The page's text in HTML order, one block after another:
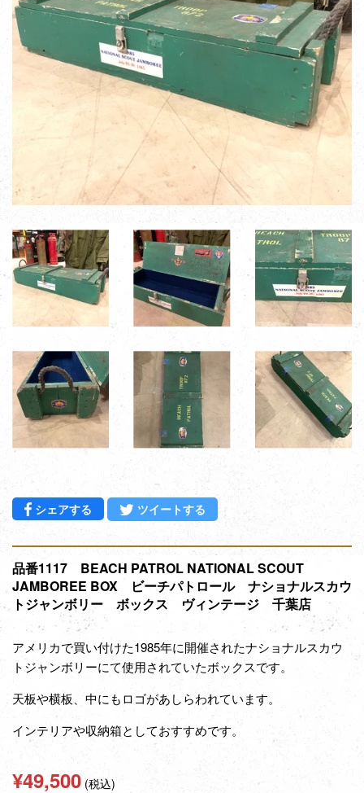
シェアする Facebookでシェアする
ツイートする
品番1117 BEACH PATROL NATIONAL SCOUT
JAMBOREE BOX ビーチパトロール ナショナルスカウ
トジャンボリー ボックス ヴィンテージ 千葉店
アメリカで買い付けた1985年に開催されたナショナルスカウ
トジャンボリーにて使用されていたボックスです。
天板や横板、中にもロゴがあしらわれています。
インテリアや収納箱としておすすめです。
通
¥49,500 (税込)